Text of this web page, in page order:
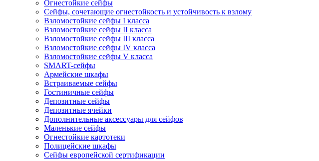
Огнестойкие сейфы
Сейфы, сочетающие огнестойкость и устойчивость к взлому
Взломостойкие сейфы I класса
Взломостойкие сейфы II класса
Взломостойкие сейфы III класса
Взломостойкие сейфы IV класса
Взломостойкие сейфы V класса
SMART-сейфы
Армейские шкафы
Встраиваемые сейфы
Гостиничные сейфы
Депозитные сейфы
Депозитные ячейки
Дополнительные аксессуары для сейфов
Маленькие сейфы
Огнестойкие картотеки
Полицейские шкафы
Сейфы европейской сертификации